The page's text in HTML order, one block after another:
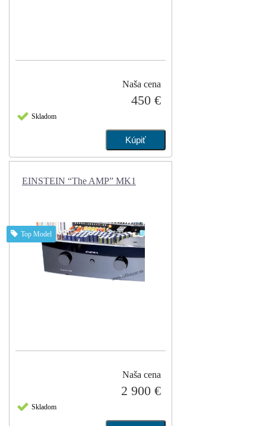
Naša cena
450 €
Skladom
EINSTEIN “The AMP” MK1
Naša cena
2 900 €
Skladom
Top Model